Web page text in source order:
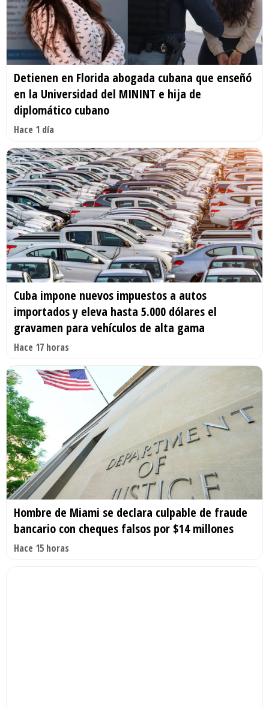
Detienen en Florida abogada cubana que enseñó
en la Universidad del MININT e hija de
diplomático cubano
Hace 1 día
Cuba impone nuevos impuestos a autos
importados y eleva hasta 5.000 dólares el
gravamen para vehículos de alta gama
Hace 17 horas
Hombre de Miami se declara culpable de fraude
bancario con cheques falsos por $14 millones
Hace 15 horas